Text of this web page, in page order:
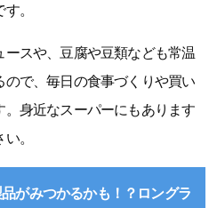
。
スや、豆腐や豆類なども常温
で、毎日の食事づくりや買い
身近なスーパーにもあります
。
がみつかるかも！？ロングラ